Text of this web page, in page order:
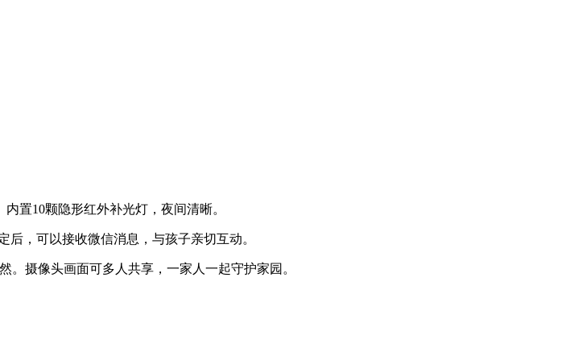
置10颗隐形红外补光灯，夜间清晰。
，可以接收微信消息，与孩子亲切互动。
摄像头画面可多人共享，一家人一起守护家园。